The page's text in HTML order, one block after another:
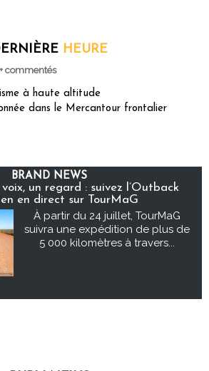
HEURE
commentés
à haute altitude
dans le Mercantour frontalier
BRAND NEWS
un regard : suivez l’Outback
en direct sur TourMaG
À partir du 24 juillet, TourMaG
suivra une expédition de plus de
5 000 kilomètres à travers...